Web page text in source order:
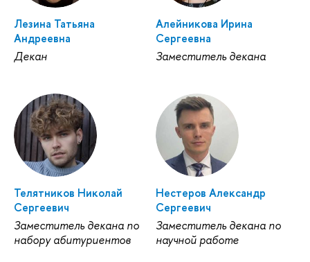
Лезина Татьяна
Андреевна
Декан
Алейникова Ирина
Сергеевна
Заместитель декана
Телятников Николай
Сергеевич
Заместитель декана по
набору абитуриентов
Нестеров Александр
Сергеевич
Заместитель декана по
научной работе